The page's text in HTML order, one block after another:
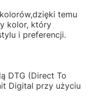
temu
kolor, który
i preferencji.
DTG (Direct To
Digital przy użyciu